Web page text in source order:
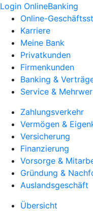
Login OnlineBanking
Online-
Karriere
Meine Bank
Privatkunden
Firmenkunden
Banking &
Service &
Zahlungsverkehr
Vermögen &
Versicherung
Finanzierung
Vorsorge &
Gründung &
Auslandsgeschäft
Übersicht